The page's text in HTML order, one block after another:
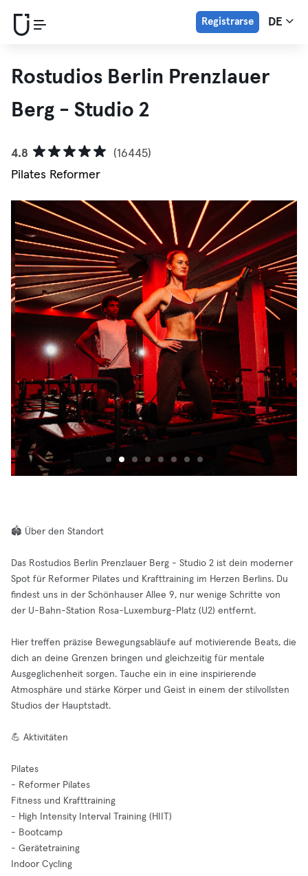
Registrarse DE
Rostudios Berlin Prenzlauer
Berg - Studio 2
4.8
(16445)
Pilates Reformer
🏟️ Über den Standort
Das Rostudios Berlin Prenzlauer Berg - Studio 2 ist dein moderner
Spot für Reformer Pilates und Krafttraining im Herzen Berlins. Du
findest uns in der Schönhauser Allee 9, nur wenige Schritte von
der U-Bahn-Station Rosa-Luxemburg-Platz (U2) entfernt.
Hier treffen präzise Bewegungsabläufe auf motivierende Beats, die
dich an deine Grenzen bringen und gleichzeitig für mentale
Ausgeglichenheit sorgen. Tauche ein in eine inspirierende
Atmosphäre und stärke Körper und Geist in einem der stilvollsten
Studios der Hauptstadt.
💪 Aktivitäten
Pilates
- Reformer Pilates
Fitness und Krafttraining
- High Intensity Interval Training (HIIT)
- Bootcamp
- Gerätetraining
Indoor Cycling